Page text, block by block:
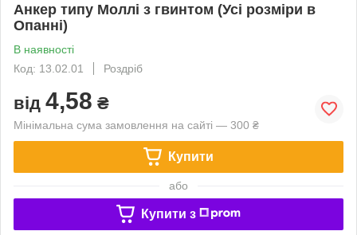
Анкер типу Моллі з гвинтом (Усі розміри в
Опанні)
В наявності
Код: 13.02.01
Роздріб
від 4,58 ₴
Мінімальна сума замовлення на сайті — 300 ₴
Купити
або
Купити з